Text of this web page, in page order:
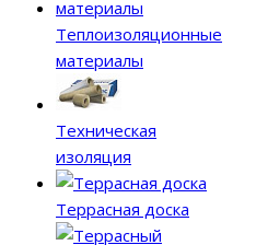
Теплоизоляционные
материалы
Техническая
изоляция
Террасная доска